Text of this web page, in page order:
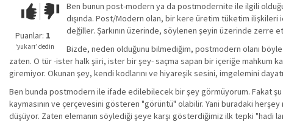
Çok iyi!O
kadar
iyi
değil!
Puanlar: 1
‘yukarı’ dedin
Ben bunun post-modern ya da postmodernite ile ilgili
dışında. Post/Modern olan, bir kere üretim tüketim
değiller. Şarkının üzerinde, söylenen şeyin üzerinde zerre
Bizde, neden olduğunu bilmediğim, postmodern olanı
zaten. O tür -ister halk şiiri, ister bir şey- saçma sapan bir içeriğe mahkum
giremiyor. Okunan şey, kendi kodlarını ve hiyareşik sesini, imgelemini
Ben bunda postmodern ile ifade edilebilecek bir şey görmüyorum. Fakat
kaymasının ve çerçevesini gösteren "görüntü" olabilir. Yani buradaki
düşüyor. Zaten elemanın söylediği şeye karşı gösterdiğimiz ilk tepki "hadi